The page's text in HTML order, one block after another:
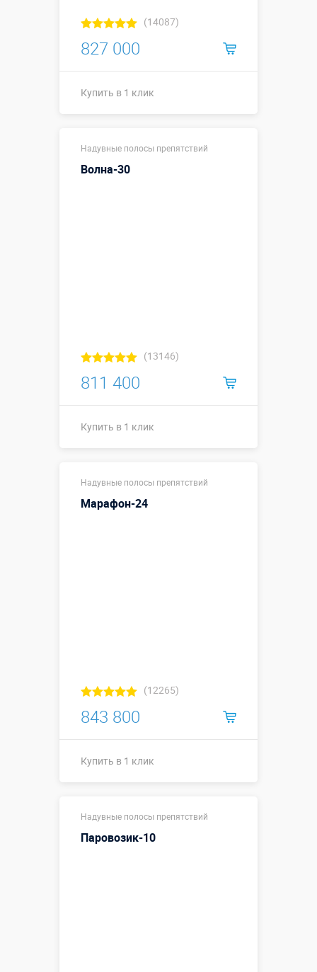
(14087)
827 000
Купить в 1 клик
Больше деталей →
Смотреть видео
Надувные полосы препятствий
Волна-30
(13146)
811 400
Купить в 1 клик
Больше деталей →
Смотреть видео
Надувные полосы препятствий
Марафон-24
(12265)
843 800
Купить в 1 клик
Размеры, м:
3,5 м
Больше деталей →
Надувные полосы препятствий
Паровозик-10